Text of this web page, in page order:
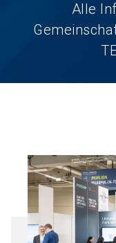
Alle